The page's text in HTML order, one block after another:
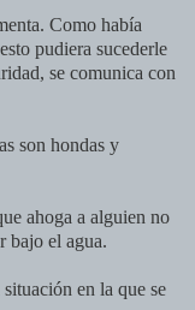
Como había
pudiera sucederle
se comunica con
son hondas y
ahoga a alguien no
bajo el agua.
en la que se